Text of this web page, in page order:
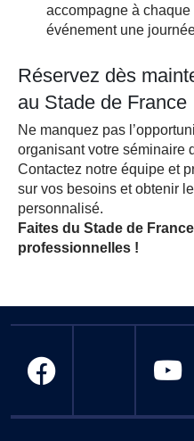
accompagne à
événement une
Réservez dès
au Stade de France
Ne manquez pas
organisant votre séminaire
Contactez notre équipe et
sur vos besoins et obtenir
personnalisé.
Faites du Stade de
professionnelles !